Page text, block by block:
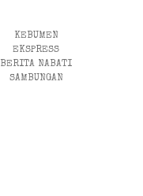
KEBUMEN
EKSPRESS
BERITA NABATI
SAMBUNGAN